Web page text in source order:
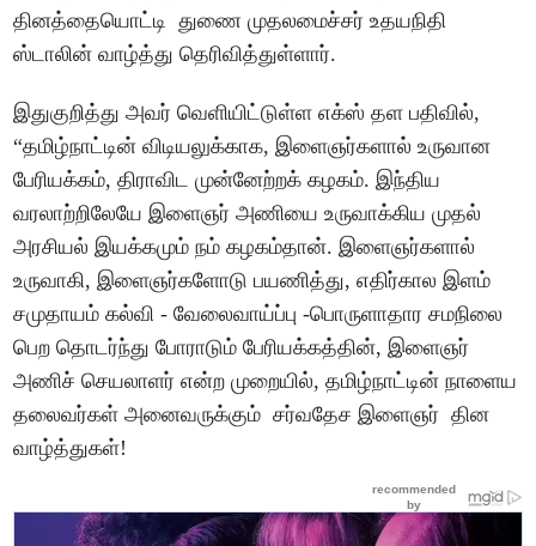
தினத்தையொட்டி துணை முதலமைச்சர் உதயநிதி
ஸ்டாலின் வாழ்த்து தெரிவித்துள்ளார்.
இதுகுறித்து அவர் வெளியிட்டுள்ள எக்ஸ் தள பதிவில்,
“தமிழ்நாட்டின் விடியலுக்காக, இளைஞர்களால் உருவான
பேரியக்கம், திராவிட முன்னேற்றக் கழகம். இந்திய
வரலாற்றிலேயே இளைஞர் அணியை உருவாக்கிய முதல்
அரசியல் இயக்கமும் நம் கழகம்தான். இளைஞர்களால்
உருவாகி, இளைஞர்களோடு பயணித்து, எதிர்கால இளம்
சமுதாயம் கல்வி - வேலைவாய்ப்பு -பொருளாதார சமநிலை
பெற தொடர்ந்து போராடும் பேரியக்கத்தின், இளைஞர்
அணிச் செயலாளர் என்ற முறையில், தமிழ்நாட்டின் நாளைய
தலைவர்கள் அனைவருக்கும் சர்வதேச இளைஞர் தின
வாழ்த்துகள்!